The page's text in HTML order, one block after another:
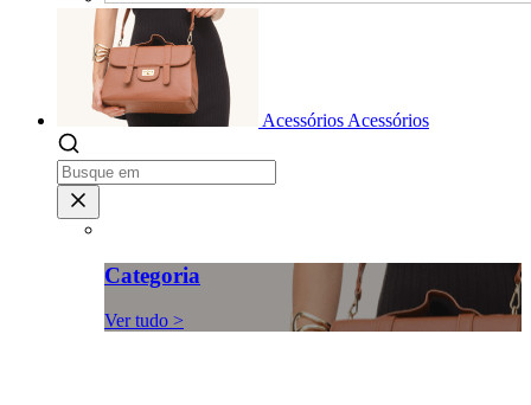
Acessórios Acessórios
Categoria
Ver tudo >